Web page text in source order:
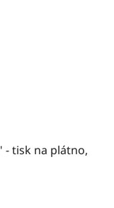
- tisk na plátno,